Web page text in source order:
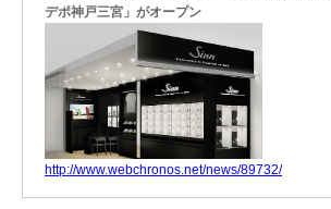
デポ神戸三宮」がオープン
http://www.webchronos.net/news/89732/